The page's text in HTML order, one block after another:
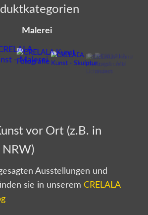
Malerei
vor Ort (z.B. in
NRW)
Ausstellungen und
sie in unserem CRELALA